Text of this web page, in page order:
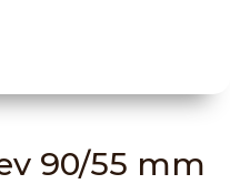
90/55 mm